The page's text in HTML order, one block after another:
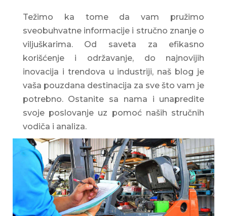
Težimo ka tome da vam pružimo
sveobuhvatne informacije i stručno znanje o
viljuškarima. Od saveta za efikasno
korišćenje i održavanje, do najnovijih
inovacija i trendova u industriji, naš blog je
vaša pouzdana destinacija za sve što vam je
potrebno. Ostanite sa nama i unapredite
svoje poslovanje uz pomoć naših stručnih
vodiča i analiza.